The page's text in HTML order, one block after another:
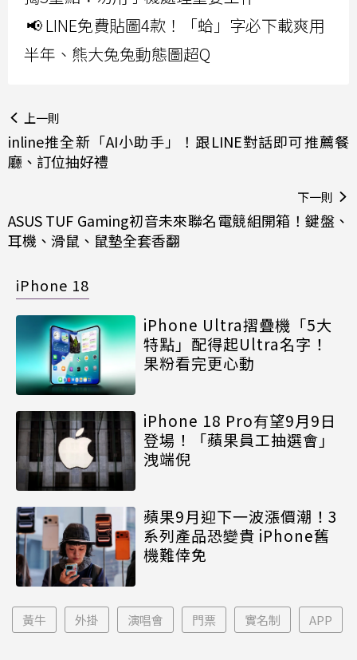
📢 LINE免費貼圖4款！「蛤」字必下載爽用
半年、熊大兔兔動態圖超Q
上一則
inline推全新「AI小助手」！跟LINE對話即可推薦餐
廳、訂位抽好禮
下一則
ASUS TUF Gaming初音未來聯名電競組開箱！鍵盤、
耳機、滑鼠、鼠墊全套香翻
iPhone 18
iPhone Ultra摺疊機「5大
特點」配得起Ultra名字！
果粉看完更心動
iPhone 18 Pro有望9月9日
登場！「蘋果員工抽選會」
洩端倪
蘋果9月迎下一波漲價潮！3
系列產品恐變貴 iPhone舊
機難倖免
黃牛 外掛 演唱會 門票 實名制 APP